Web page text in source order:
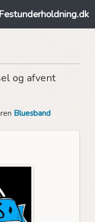
Festunderholdning.dk
og afvent
Bluesband